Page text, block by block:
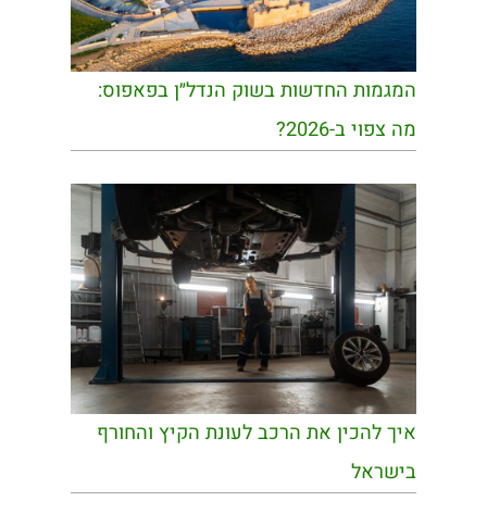
המגמות החדשות בשוק הנדל״ן בפאפוס:
מה צפוי ב-2026?
איך להכין את הרכב לעונת הקיץ והחורף
בישראל